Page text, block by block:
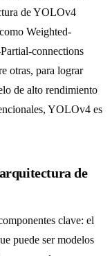
de YOLOv4
Weighted-
connections
otras, para lograr
de alto rendimiento
YOLOv4 es
de
clave: el
puede ser modelos